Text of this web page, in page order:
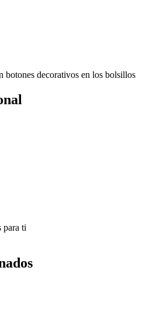
botones decorativos en los bolsillos
para ti